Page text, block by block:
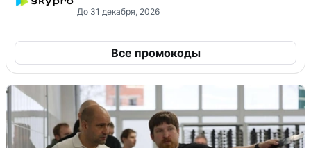
До 31 декабря, 2026
Все промокоды